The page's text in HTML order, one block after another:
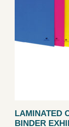
LAMINATED
BINDER